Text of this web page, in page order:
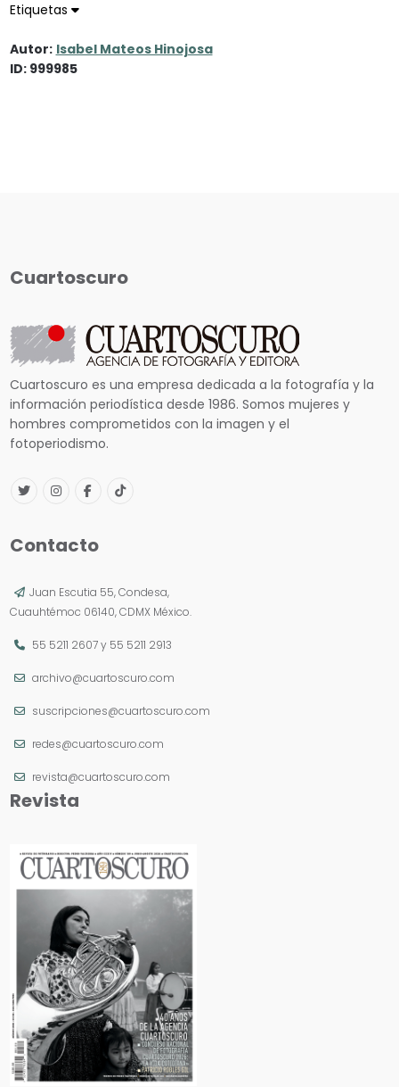
Etiquetas
Autor: Isabel Mateos Hinojosa
ID: 999985
Cuartoscuro
Cuartoscuro es una empresa dedicada a la fotografía y la
información periodística desde 1986. Somos mujeres y
hombres comprometidos con la imagen y el
fotoperiodismo.
Contacto
Juan Escutia 55, Condesa,
Cuauhtémoc 06140, CDMX México.
55 5211 2607y 55 5211 2913
archivo@cuartoscuro.com
suscripciones@cuartoscuro.com
redes@cuartoscuro.com
revista@cuartoscuro.com
Revista